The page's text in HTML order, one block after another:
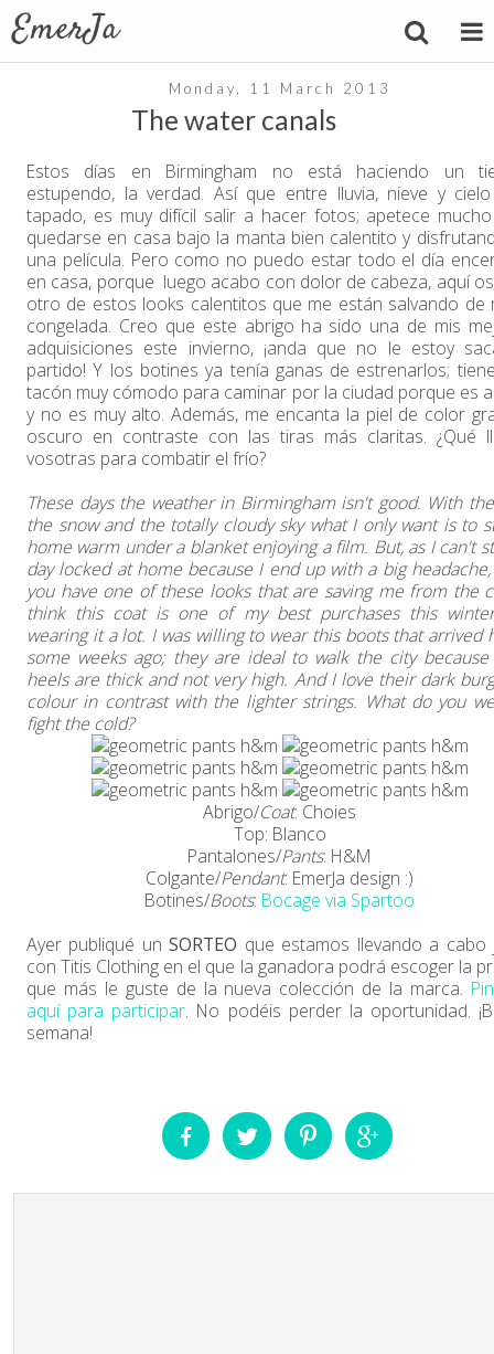
Monday, 11 March 2013
The water canals
Estos días en Birmingham no está haciendo un
estupendo, la verdad. Así que entre lluvia, nieve y
tapado, es muy difícil salir a hacer fotos; apetece
quedarse en casa bajo la manta bien calentito y
una película. Pero como no puedo estar todo el día
en casa, porque luego acabo con dolor de cabeza, aquí
otro de estos looks calentitos que me están salvando de
congelada. Creo que este abrigo ha sido una de mis
adquisiciones este invierno, ¡anda que no le estoy
partido! Y los botines ya tenía ganas de estrenarlos;
tacón muy cómodo para caminar por la ciudad porque es
y no es muy alto. Además, me encanta la piel de color
oscuro en contraste con las tiras más claritas. ¿Qué
vosotras para combatir el frío?
These days the weather in Birmingham isn't good. With
the snow and the totally cloudy sky what I only want is to
home warm under a blanket enjoying a film. But, as I can't
day locked at home because I end up with a big
you have one of these looks that are saving me from the
think this coat is one of my best purchases this
wearing it a lot. I was willing to wear this boots that arrived
some weeks ago; they are ideal to walk the city
heels are thick and not very high. And I love their dark
colour in contrast with the lighter strings. What do you
fight the cold?
Abrigo/Coat: Choies
Top: Blanco
Pantalones/Pants: H&M
Colgante/Pendant: EmerJa design :)
Botines/Boots: Bocage via Spartoo
Ayer publiqué unSORTEO que estamos llevando a cabo
con Titis Clothing en el que la ganadora podrá escoger la
que más le guste de la nueva colección de la marca.
aquí para participar. No podéis perder la oportunidad.
semana!